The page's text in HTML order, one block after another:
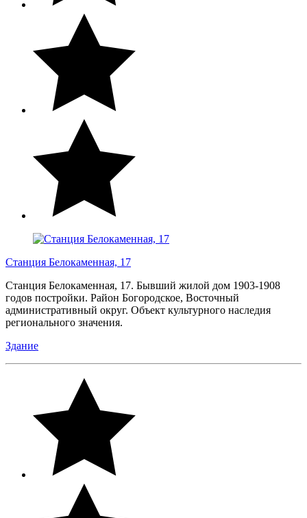
Станция Белокаменная, 17
Станция Белокаменная, 17. Бывший жилой дом 1903-1908
годов постройки. Район Богородское, Восточный
административный округ. Объект культурного наследия
регионального значения.
Здание